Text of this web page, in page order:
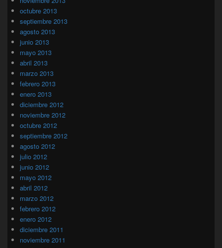
octubre 2013
septiembre 2013
agosto 2013
junio 2013
mayo 2013
abril 2013
marzo 2013
febrero 2013
enero 2013
diciembre 2012
noviembre 2012
octubre 2012
septiembre 2012
agosto 2012
julio 2012
junio 2012
mayo 2012
abril 2012
marzo 2012
febrero 2012
enero 2012
diciembre 2011
noviembre 2011